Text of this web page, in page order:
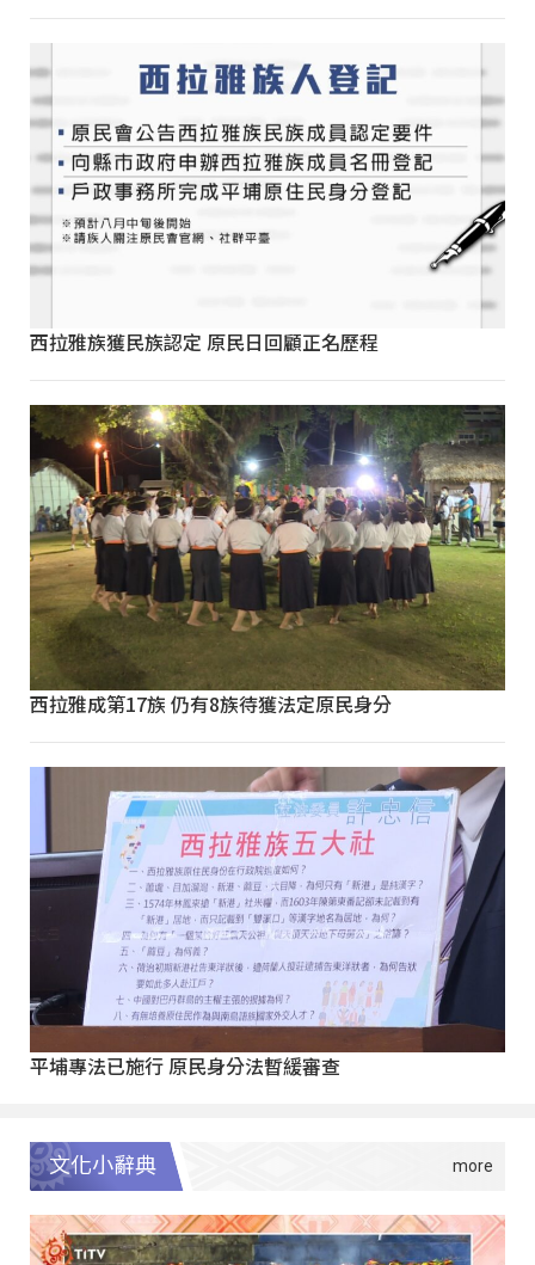
西拉雅族獲民族認定 原民日回顧正名歷程
西拉雅成第17族 仍有8族待獲法定原民身分
平埔專法已施行 原民身分法暫緩審查
文化小辭典